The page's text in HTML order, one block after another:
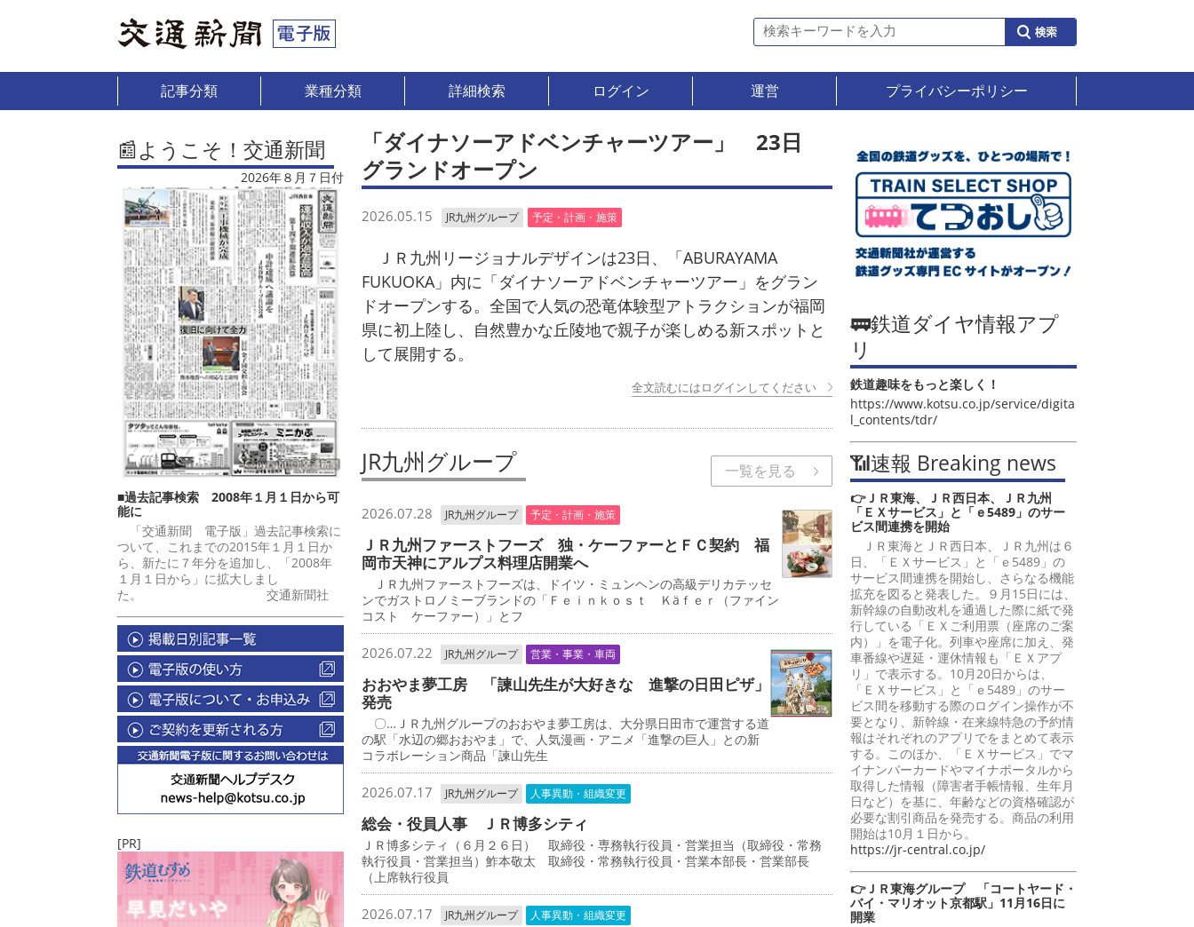
記事分類 業種分類 詳細検索 ログイン 運営 プライバシーポリシー
📰ようこそ！交通新聞
2026年８月７日付
■過去記事検索 2008年１月１日から可
能に
「交通新聞 電子版」過去記事検索に
ついて、これまでの2015年１月１日か
ら、新たに７年分を追加し、「2008年
１月１日から」に拡大しまし
た。 交通新聞社
[PR]
「ダイナソーアドベンチャーツアー」 23日
グランドオープン
2026.05.15 JR九州グループ 予定・計画・施策
ＪＲ九州リージョナルデザインは23日、「ABURAYAMA
FUKUOKA」内に「ダイナソーアドベンチャーツアー」をグラン
ドオープンする。全国で人気の恐竜体験型アトラクションが福岡
県に初上陸し、自然豊かな丘陵地で親子が楽しめる新スポットと
して展開する。
全文読むにはログインしてください
JR九州グループ 一覧を見る
2026.07.28 JR九州グループ 予定・計画・施策
ＪＲ九州ファーストフーズ 独・ケーファーとＦＣ契約 福
岡市天神にアルプス料理店開業へ
ＪＲ九州ファーストフーズは、ドイツ・ミュンヘンの高級デリカテッセ
ンでガストロノミーブランドの「Ｆｅｉｎｋｏｓｔ Ｋäｆｅｒ（ファイン
コスト ケーファー）」とフ
2026.07.22 JR九州グループ 営業・事業・車両
おおやま夢工房 「諫山先生が大好きな 進撃の日田ピザ」
発売
〇…ＪＲ九州グループのおおやま夢工房は、大分県日田市で運営する道
の駅「水辺の郷おおやま」で、人気漫画・アニメ「進撃の巨人」との新
コラボレーション商品「諫山先生
2026.07.17 JR九州グループ 人事異動・組織変更
総会・役員人事 ＪＲ博多シティ
ＪＲ博多シティ（６月２６日） 取締役・専務執行役員・営業担当（取締役・常務
執行役員・営業担当）鮓本敬太 取締役・常務執行役員・営業本部長・営業部長
（上席執行役員
2026.07.17 JR九州グループ 人事異動・組織変更
🚃鉄道ダイヤ情報アプ
リ
鉄道趣味をもっと楽しく！
https://www.kotsu.co.jp/service/digita
l_contents/tdr/
📶速報 Breaking news
👉ＪＲ東海、ＪＲ西日本、ＪＲ九州
「ＥＸサービス」と「ｅ5489」のサー
ビス間連携を開始
ＪＲ東海とＪＲ西日本、ＪＲ九州は６
日、「ＥＸサービス」と「ｅ5489」の
サービス間連携を開始し、さらなる機能
拡充を図ると発表した。９月15日には、
新幹線の自動改札を通過した際に紙で発
行している「ＥＸご利用票（座席のご案
内）」を電子化。列車や座席に加え、発
車番線や遅延・運休情報も「ＥＸアプ
リ」で表示する。10月20日からは、
「ＥＸサービス」と「ｅ5489」のサー
ビス間を移動する際のログイン操作が不
要となり、新幹線・在来線特急の予約情
報はそれぞれのアプリでをまとめて表示
する。このほか、「ＥＸサービス」でマ
イナンバーカードやマイナポータルから
取得した情報（障害者手帳情報、生年月
日など）を基に、年齢などの資格確認が
必要な割引商品を発売する。商品の利用
開始は10月１日から。
https://jr-central.co.jp/
👉ＪＲ東海グループ 「コートヤード・
バイ・マリオット京都駅」11月16日に
開業